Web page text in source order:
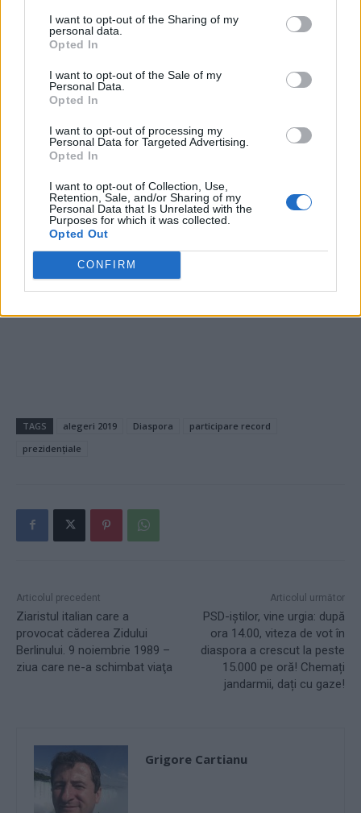
I want to opt-out of the Sharing of my
personal data.
Opted In
I want to opt-out of the Sale of my
Personal Data.
Opted In
I want to opt-out of processing my
Personal Data for Targeted Advertising.
Opted In
I want to opt-out of Collection, Use,
Retention, Sale, and/or Sharing of my
Personal Data that Is Unrelated with the
Purposes for which it was collected.
Opted Out
CONFIRM
râdem în nas!
Votați Iohannis!
Votați Barna! Votați
Paleologu! Nu votați
Dăncilă, Diaconu sau
alte rebuturi!
TAGS alegeri 2019 Diaspora
participare record
prezidențiale
Articolul precedent
Ziaristul italian care a
provocat căderea Zidului
Berlinului. 9 noiembrie 1989 –
ziua care ne-a schimbat viaţa
Articolul următor
PSD-iștilor, vine urgia: după
ora 14.00, viteza de vot în
diaspora a crescut la peste
15.000 pe oră! Chemați
jandarmii, dați cu gaze!
Grigore Cartianu